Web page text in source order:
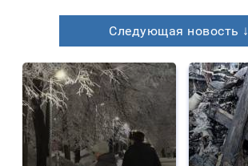
Следующая новость ↓